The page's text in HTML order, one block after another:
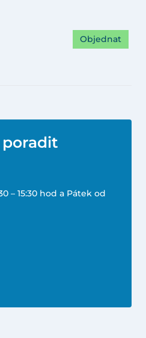
Objednat
– 15:30 hod a Pátek od